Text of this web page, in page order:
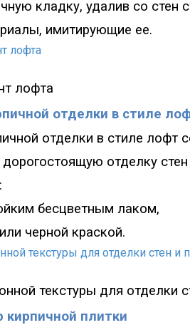
кладку, удалив со стен
имитирующие ее.
лофта
отделки в стиле
отделки в стиле лофт
дорогостоящую отделку
:
бесцветным лаком,
черной краской.
текстуры для отделки
плитки